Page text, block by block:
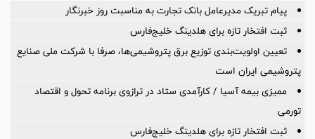
پیام تبریک مدیرعامل بانک تجارت به مناسبت روز خبرنگار
ثبت افتخار تازه برای هلدینگ خلیج‌فارس
تعیین اولویت‌بندی توزیع برق پتروشیمی‌ها، صرفا با شرکت ملی صنایع
پتروشیمی ایران است
ممیزی بیمه آسیا / کارآمدی ستاد در ترازوی برنامه تحول و اقتصاد
تورمی
ثبت افتخار تازه برای هلدینگ خلیج‌فارس